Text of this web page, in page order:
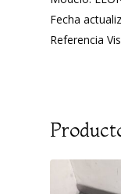
Fecha
Referencia